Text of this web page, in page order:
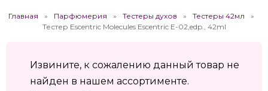
Главная Парфюмерия Тестеры духов
Тестеры 42мл
Тестер Escentric Molecules Escentric E-02,edp., 42ml
Извините, к сожалению данный товар не
найден в нашем ассортименте.